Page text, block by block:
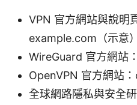
VPN 官方網站與說
example.com（示意）
WireGuard 官方網站：
OpenVPN 官方網站
全球網路隱私與安全